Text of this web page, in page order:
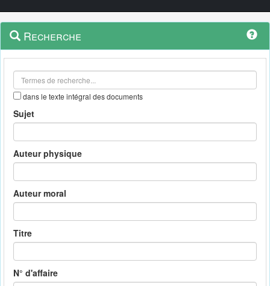
Navigation
outils
Menu
contextuel
Recherche
dans le texte intégral des documents
Sujet
Auteur physique
Auteur moral
Titre
N° d'affaire